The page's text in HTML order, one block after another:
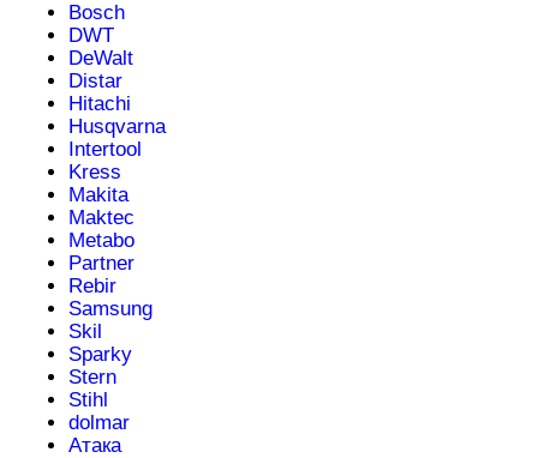
Bosch
DWT
DeWalt
Distar
Hitachi
Husqvarna
Intertool
Kress
Makita
Maktec
Metabo
Partner
Rebir
Samsung
Skil
Sparky
Stern
Stihl
dolmar
Атака